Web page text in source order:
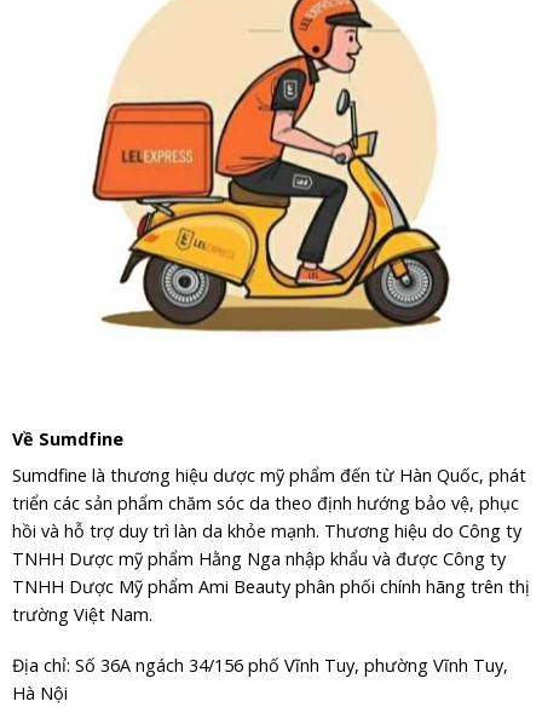
Về Sumdfine
Sumdfine là thương hiệu dược mỹ phẩm đến từ Hàn Quốc, phát
triển các sản phẩm chăm sóc da theo định hướng bảo vệ, phục
hồi và hỗ trợ duy trì làn da khỏe mạnh. Thương hiệu do Công ty
TNHH Dược mỹ phẩm Hằng Nga nhập khẩu và được Công ty
TNHH Dược Mỹ phẩm Ami Beauty phân phối chính hãng trên thị
trường Việt Nam.
Địa chỉ: Số 36A ngách 34/156 phố Vĩnh Tuy, phường Vĩnh Tuy,
Hà Nội